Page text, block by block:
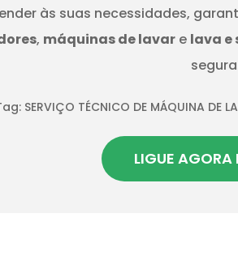
às suas necessidades,
, máquinas de lavar e lava e
SERVIÇO TÉCNICO DE MÁQUINA DE
LIGUE AGORA